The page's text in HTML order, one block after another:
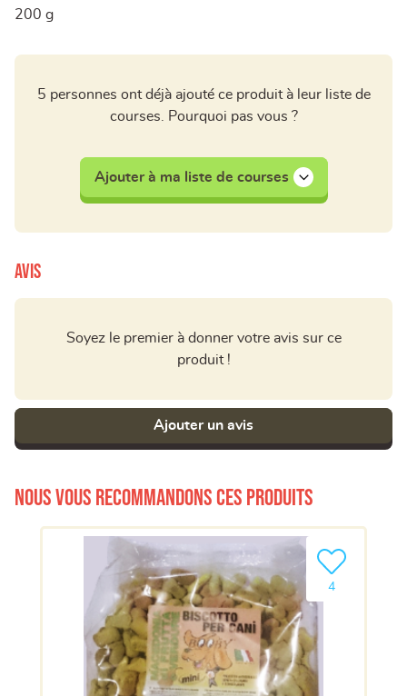
200 g
5 personnes ont déjà ajouté ce produit à leur liste de
courses. Pourquoi pas vous ?
Ajouter à ma liste de courses
Avis
Soyez le premier à donner votre avis sur ce
produit !
Ajouter un avis
Nous vous recommandons ces produits
4
Ajouter le